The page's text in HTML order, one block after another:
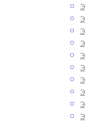
нас вы
вашего
помощь